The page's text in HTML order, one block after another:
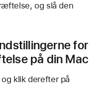
og slå den
for
på din Mac
klik derefter på